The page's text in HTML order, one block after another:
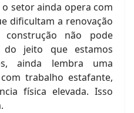
setor ainda opera com
dificultam a renovação
não pode
jeito que estamos
ainda lembra uma
trabalho estafante,
física elevada. Isso